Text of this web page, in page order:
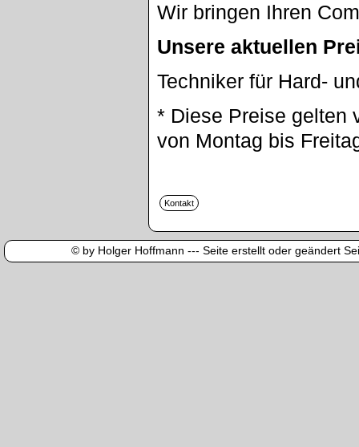
Wir bringen Ihren
Unsere aktuellen
Techniker für Hard-
* Diese Preise gelten
von Montag bis
© by Holger Hoffmann --- Seite erstellt oder geändert